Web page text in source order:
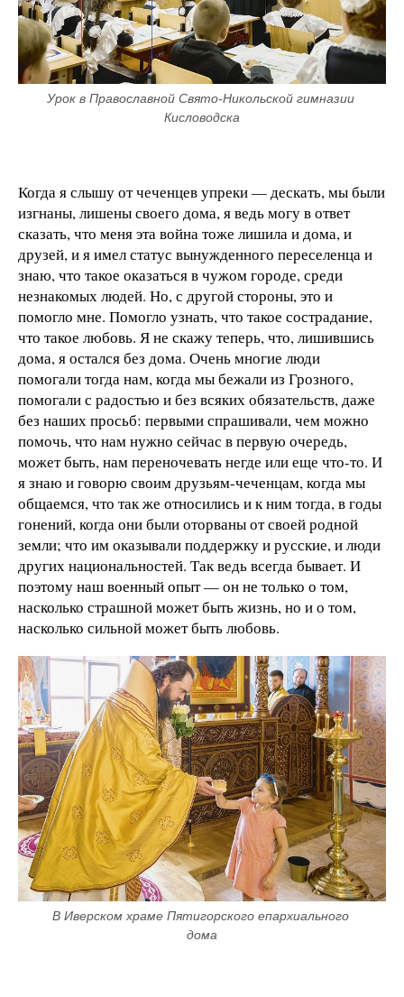
Урок в Православной Свято-Никольской гимназии
Кисловодска
Когда я слышу от чеченцев упреки — дескать, мы были
изгнаны, лишены своего дома, я ведь могу в ответ
сказать, что меня эта война тоже лишила и дома, и
друзей, и я имел статус вынужденного переселенца и
знаю, что такое оказаться в чужом городе, среди
незнакомых людей. Но, с другой стороны, это и
помогло мне. Помогло узнать, что такое сострадание,
что такое любовь. Я не скажу теперь, что, лишившись
дома, я остался без дома. Очень многие люди
помогали тогда нам, когда мы бежали из Грозного,
помогали с радостью и без всяких обязательств, даже
без наших просьб: первыми спрашивали, чем можно
помочь, что нам нужно сейчас в первую очередь,
может быть, нам переночевать негде или еще что-то. И
я знаю и говорю своим друзьям-чеченцам, когда мы
общаемся, что так же относились и к ним тогда, в годы
гонений, когда они были оторваны от своей родной
земли; что им оказывали поддержку и русские, и люди
других национальностей. Так ведь всегда бывает. И
поэтому наш военный опыт — он не только о том,
насколько страшной может быть жизнь, но и о том,
насколько сильной может быть любовь.
В Иверском храме Пятигорского епархиального
дома